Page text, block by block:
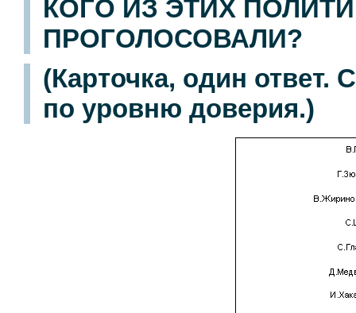
КОГО ИЗ ЭТИХ
ПРОГОЛОСОВАЛИ?
(Карточка, один ответ.
по уровню доверия.)